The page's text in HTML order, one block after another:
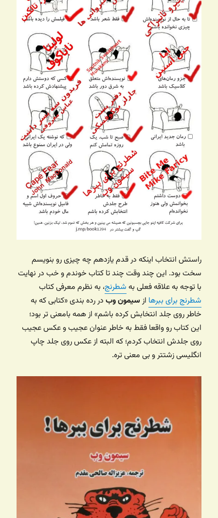
راستش انتخاب اینکه در قدم یازدهم چه چیزی رو بنویسم
سخت بود. این چند وقت چند تا کتاب خوندم و خب در نهایت
با توجه به علاقه فعلی به شطرنج، به نظرم معرفی کتاب
شطرنج برای ببرها از سیمون وب در رده بندی «کتابی که به
خاطر روی جلد انتخابش کرده باشم» از همه بامعنی تر بود؛
این کتاب رو واقعا فقط به خاطر عنوان عجیب و عکس عجیب
روی جلدش انتخاب کردم؛ که البته از عکس روی جلد چاپ
انگلیسی زشتتر و بی معنی تره.